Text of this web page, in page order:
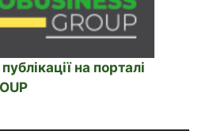
на порталі